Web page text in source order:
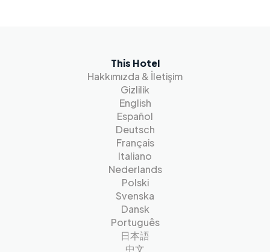
This Hotel
Hakkımızda & İletişim
Gizlilik
English
Español
Deutsch
Français
Italiano
Nederlands
Polski
Svenska
Dansk
Português
日本語
中文